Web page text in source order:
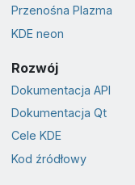
Przenośna Plazma
KDE neon
Rozwój
Dokumentacja API
Dokumentacja Qt
Cele KDE
Kod źródłowy